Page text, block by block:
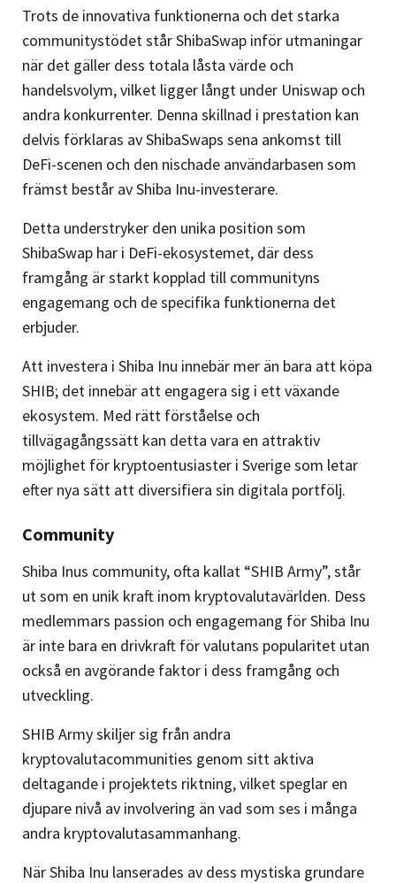
Trots de innovativa funktionerna och det starka
communitystödet står ShibaSwap inför utmaningar
när det gäller dess totala låsta värde och
handelsvolym, vilket ligger långt under Uniswap och
andra konkurrenter. Denna skillnad i prestation kan
delvis förklaras av ShibaSwaps sena ankomst till
DeFi-scenen och den nischade användarbasen som
främst består av Shiba Inu-investerare.
Detta understryker den unika position som
ShibaSwap har i DeFi-ekosystemet, där dess
framgång är starkt kopplad till communityns
engagemang och de specifika funktionerna det
erbjuder.
Att investera i Shiba Inu innebär mer än bara att köpa
SHIB; det innebär att engagera sig i ett växande
ekosystem. Med rätt förståelse och
tillvägagångssätt kan detta vara en attraktiv
möjlighet för kryptoentusiaster i Sverige som letar
efter nya sätt att diversifiera sin digitala portfölj.
Community
Shiba Inus community, ofta kallat “SHIB Army”, står
ut som en unik kraft inom kryptovalutavärlden. Dess
medlemmars passion och engagemang för Shiba Inu
är inte bara en drivkraft för valutans popularitet utan
också en avgörande faktor i dess framgång och
utveckling.
SHIB Army skiljer sig från andra
kryptovalutacommunities genom sitt aktiva
deltagande i projektets riktning, vilket speglar en
djupare nivå av involvering än vad som ses i många
andra kryptovalutasammanhang​​.
När Shiba Inu lanserades av dess mystiska grundare